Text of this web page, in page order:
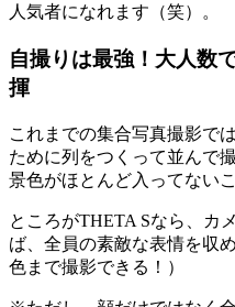
人気者になれます（笑）。
自撮りは最強！大人数
揮
これまでの集合写真撮影で
ために列をつくって並んで
景色がほとんど入ってない
ところがTHETA Sなら、カ
ば、全員の素敵な表情を収
色まで撮影できる！）